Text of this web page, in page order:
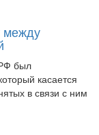
между
был
касается
в связи с ним